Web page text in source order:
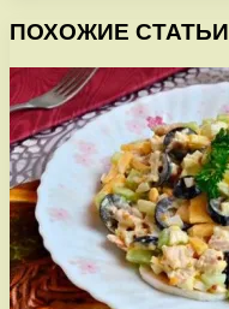
ПОХОЖИЕ СТАТЬИ